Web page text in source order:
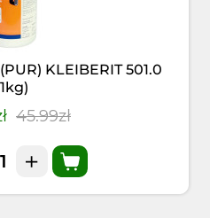
KLEIBERIT 501.0
45.99zł